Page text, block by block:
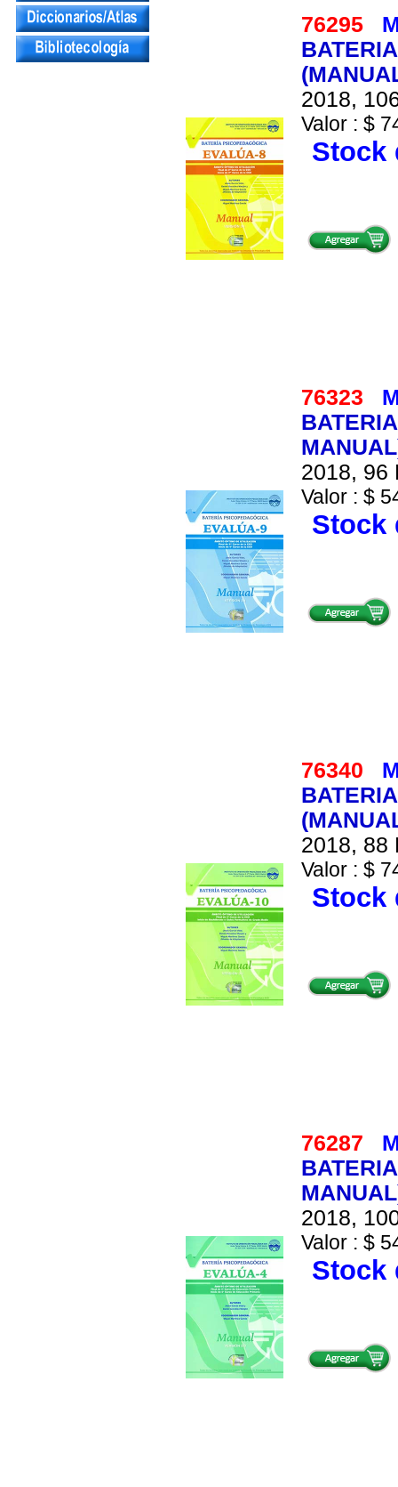
76295
2018,
Valor : $
Stock
76323
2018, 96
Valor : $
Stock
76340
2018, 88
Valor : $
Stock
76287
2018,
Valor : $
Stock